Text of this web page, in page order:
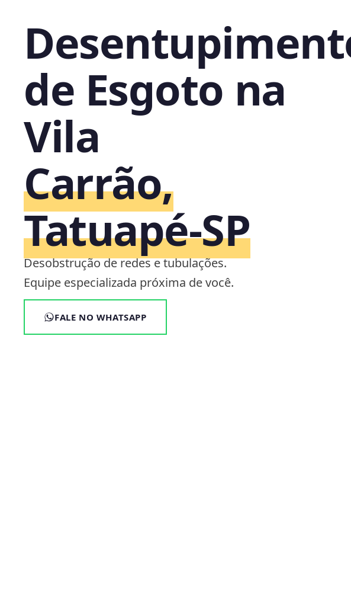
de Esgoto na
Vila
Carrão,
Tatuapé‑SP
Desobstrução de redes e tubulações.
Equipe especializada próxima de você.
FALE NO WHATSAPP